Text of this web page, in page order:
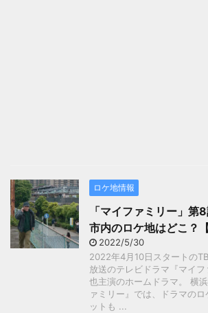
ロケ地情報
「マイファミリー」第
市内のロケ地はどこ？
2022/5/30
2022年4月10日スタートの
放送のテレビドラマ『マイ
也主演のホームドラマ。 横
ァミリー』では、ドラマの
ットも ...